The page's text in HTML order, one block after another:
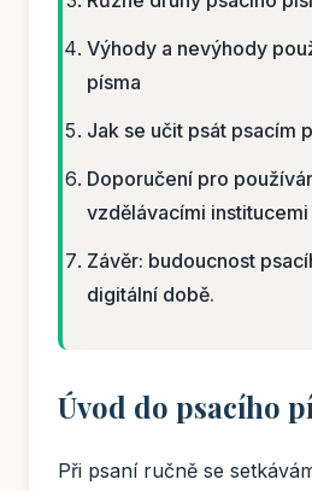
Výhody a nevýhody
písma
Jak se učit psát psacím
Doporučení pro
vzdělávacími institucemi
Závěr: budoucnost
digitální době.
Úvod do psacího
Při psaní ručně se